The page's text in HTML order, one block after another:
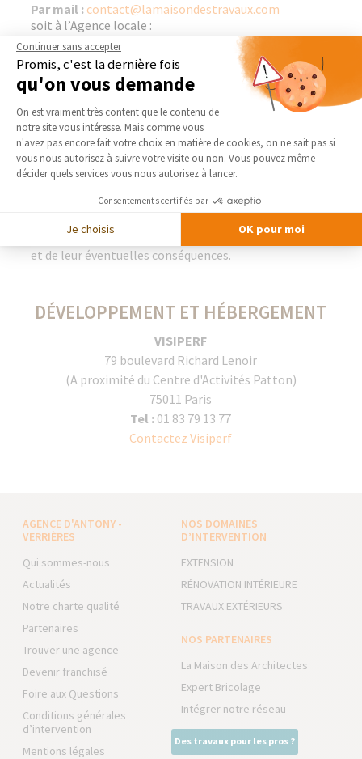
Par mail : contact@lamaisondestravaux.com
soit à l’Agence locale :
Par courrier :229 avenue de la Division Leclerc
Par téléphone :01 79 72 87 22
Par mail :delphine.pathier@lamaisondestravaux.com
LIENS
Les liens proposés vers d'autres sites sont
communiqués à titre indicatif et ne sauraient engager
la responsabilité de la Société France Bati Courtage,
d'accès que l'usage qu'il peut être fait de ces contenus
et de leur éventuelles conséquences.
DÉVELOPPEMENT ET HÉBERGEMENT
VISIPERF
79 boulevard Richard Lenoir
(A proximité du Centre d'Activités Patton)
75011 Paris
Tel : 01 83 79 13 77
Contactez Visiperf
AGENCE D'ANTONY -
VERRIÈRES
Qui sommes-nous
Actualités
Notre charte qualité
Partenaires
Trouver une agence
Devenir franchisé
Foire aux Questions
Conditions générales
d’intervention
Mentions légales
NOS DOMAINES
D’INTERVENTION
EXTENSION
RÉNOVATION INTÉRIEURE
TRAVAUX EXTÉRIEURS
NOS PARTENAIRES
La Maison des Architectes
Expert Bricolage
Intégrer notre réseau
Des travaux pour les pros ?
Continuer sans accepter
Promis, c'est la dernière fois
qu'on vous demande
Plateforme de Gestion du
On est vraiment très content que le contenu de
notre site vous intéresse. Mais comme vous
n'avez pas encore fait votre choix en matière de cookies, on ne sait pas si
vous nous autorisez à suivre votre visite ou non. Vous pouvez même
décider quels services vous nous autorisez à lancer.
Consentements certifiés par
Je choisis OK pour moi
Axeptio consent